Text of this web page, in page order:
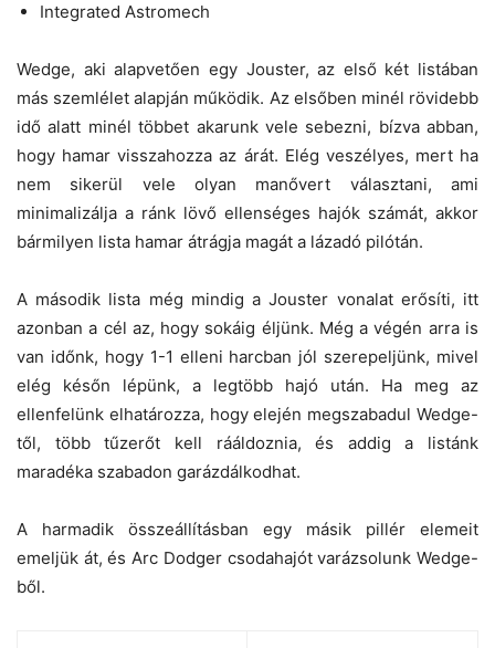
Integrated Astromech
Wedge, aki alapvetően egy Jouster, az első két listában
más szemlélet alapján működik. Az elsőben minél rövidebb
idő alatt minél többet akarunk vele sebezni, bízva abban,
hogy hamar visszahozza az árát. Elég veszélyes, mert ha
nem sikerül vele olyan manővert választani, ami
minimalizálja a ránk lövő ellenséges hajók számát, akkor
bármilyen lista hamar átrágja magát a lázadó pilótán.
A második lista még mindig a Jouster vonalat erősíti, itt
azonban a cél az, hogy sokáig éljünk. Még a végén arra is
van időnk, hogy 1-1 elleni harcban jól szerepeljünk, mivel
elég későn lépünk, a legtöbb hajó után. Ha meg az
ellenfelünk elhatározza, hogy elején megszabadul Wedge-
től, több tűzerőt kell rááldoznia, és addig a listánk
maradéka szabadon garázdálkodhat.
A harmadik összeállításban egy másik pillér elemeit
emeljük át, és Arc Dodger csodahajót varázsolunk Wedge-
ből.